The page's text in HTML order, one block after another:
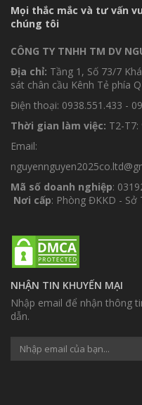
Mọi thắc mắc và tư vấn
chúng tôi
CÔNG TY TNHH TM DV
Địa chỉ: Tầng 1, Số 73/7
sát chân cầu Kênh Tẻ phía
Điện thoại: 0938.551.433 -
Thời gian làm việc: T2-T7:
Email:
Mã số doanh nghiệp:
Nơi cấp: Phòng ĐKKD - Sở
NHẬN TIN KHUYẾN MẠI
Nhập email để nhận thông
dẫn.